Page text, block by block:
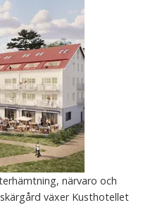
närvaro och
växer Kusthotellet